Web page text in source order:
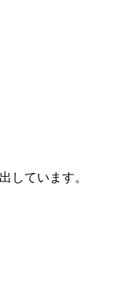
しています。